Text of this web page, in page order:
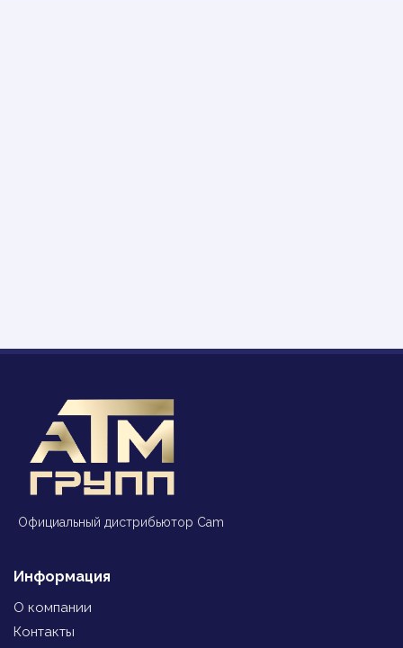
Официальный дистрибьютор Cam
Информация
О компании
Контакты